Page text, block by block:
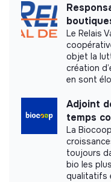
Le Relais
objet la
création
en sont
Adjoint
temps
La
toujours
bio les
qualitatifs